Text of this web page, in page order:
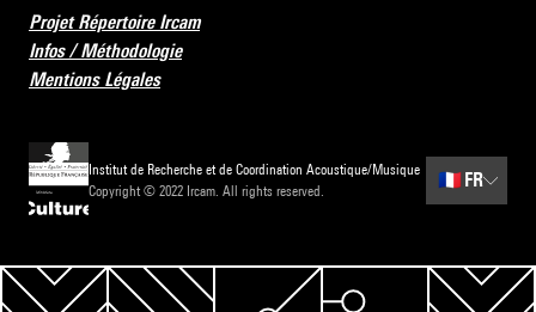
Projet Répertoire Ircam
Infos / Méthodologie
Mentions Légales
Institut de Recherche et de Coordination Acoustique/Musique
Copyright © 2022 Ircam. All rights reserved.
🇫🇷 FR